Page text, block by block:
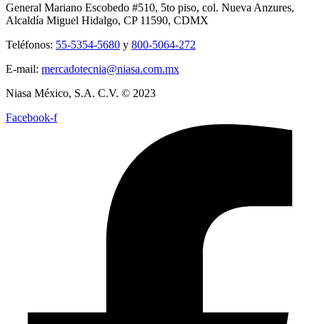
General Mariano Escobedo #510, 5to piso, col. Nueva Anzures,
Alcaldía Miguel Hidalgo, CP 11590, CDMX
Teléfonos: 55-5354-5680 y 800-5064-272
E-mail: mercadotecnia@niasa.com.mx
Niasa México, S.A. C.V. © 2023
Facebook-f